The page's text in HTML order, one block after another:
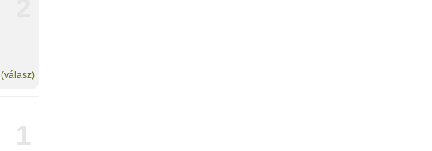
(válasz)
1